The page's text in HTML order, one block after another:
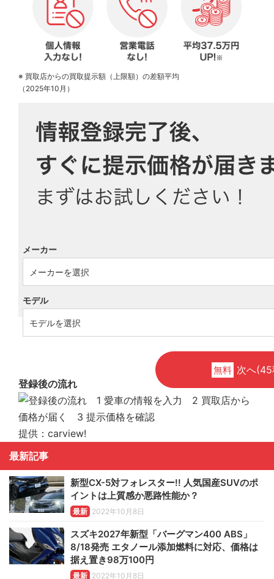
※ 買取店からの買取提示額（上限額）の差額平均
（2025年10月）
メーカー
モデル
無料 次へ
登録後の流れ
提供：carview!
最新記事
新型CX-5対フォレスター!! 人気国産SUVのポ
イントは上質感か悪路性能か？
最新 2022年10月8日
スズキ2027年新型「バーグマン400 ABS」
8/18発売 エタノール添加燃料に対応、価格は
据え置き98万100円
最新 2022年10月8日